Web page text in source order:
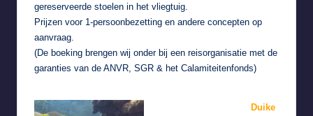
gereserveerde stoelen in het vliegtuig.
Prijzen voor 1-persoonbezetting en andere concepten op
aanvraag.
(De boeking brengen wij onder bij een reisorganisatie met de
garanties van de ANVR, SGR & het Calamiteitenfonds)
Duike